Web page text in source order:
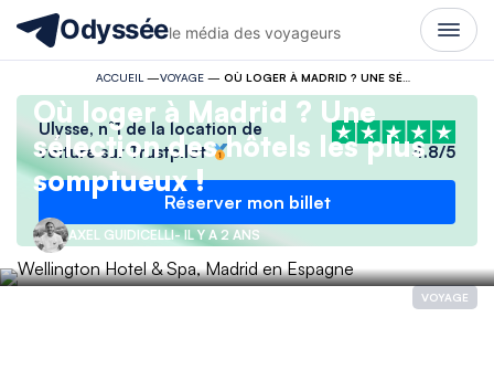
Odysséele média des voyageurs
ACCUEIL —VOYAGE— OÙ LOGER À MADRID ? UNE SÉLECTION DES HÔTELS LES PLUS SOMPTUEUX !
Ulysse, n°1 de la location de
voiture sur Trustpilot
4.8/5
Réserver mon billet
VOYAGE
Où loger à Madrid ? Une
sélection des hôtels les plus
somptueux !
AXEL GUIDICELLI- IL Y A 2 ANS